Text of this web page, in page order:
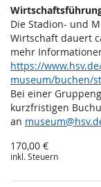
Die Stadion- und
Wirtschaft dauert
mehr
https://
museum/buchen/
Bei einer
kurzfristigen
an
170,00 €
inkl. Steuern